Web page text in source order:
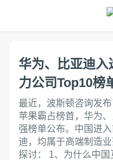
华为、比亚迪
力公司Top10榜
最近，波斯顿咨询发
苹果霸占榜首，华为
强榜单公布。中国进
迪，均属于高端制造
探讨： 1、为什么中